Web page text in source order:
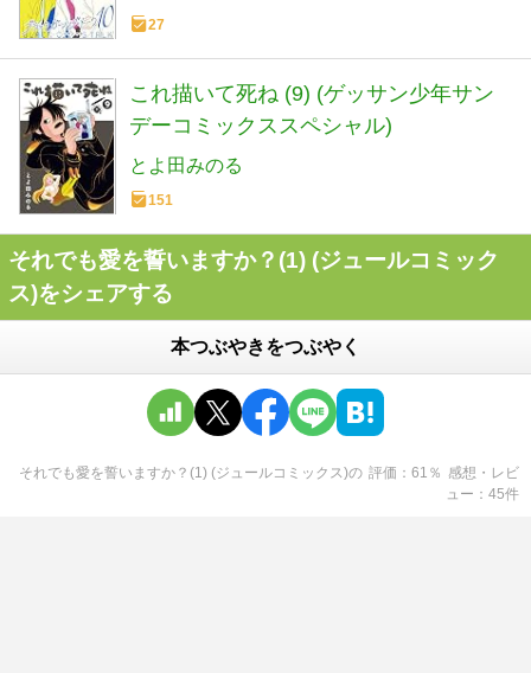
27
これ描いて死ね (9) (ゲッサン少年サン
デーコミックススペシャル)
とよ田みのる
151
それでも愛を誓いますか？(1) (ジュールコミック
ス)をシェアする
本つぶやきをつぶやく
それでも愛を誓いますか？(1) (ジュールコミックス)の 評価 61 ％ 感想・レビ
ュー
45件